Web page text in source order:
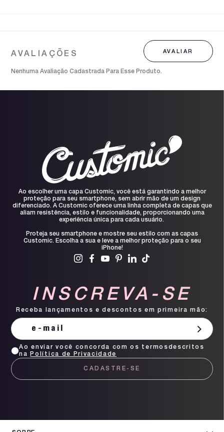
Nenhuma Avaliação Cadastrada Para Esse Produto.
Ao escolher uma capa Customic, você está garantindo a melhor
proteção para seu smartphone, sem abrir mão de um design
diferenciado. A Customic oferece uma linha completa de capas que
aliam resistência, estilo e funcionalidade, proporcionando uma
experiência única para cada usuário.
Proteja seu smartphone e mostre seu estilo com as capas
Customic. Escolha a sua e leve a melhor proteção para o seu
iPhone!
INSCREVA-SE
Receba lançamentos e descontos em primeira mão:
CADASTRE-SE
Ao enviar você concorda com os termosdescritos
na
Política de Privacidade